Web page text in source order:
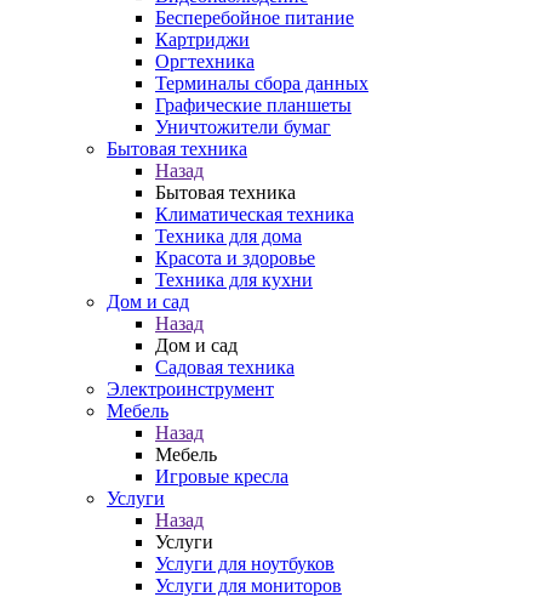
Бесперебойное питание
Картриджи
Оргтехника
Терминалы сбора данных
Графические планшеты
Уничтожители бумаг
Бытовая техника
Назад
Бытовая техника
Климатическая техника
Техника для дома
Красота и здоровье
Техника для кухни
Дом и сад
Назад
Дом и сад
Садовая техника
Электроинструмент
Мебель
Назад
Мебель
Игровые кресла
Услуги
Назад
Услуги
Услуги для ноутбуков
Услуги для мониторов